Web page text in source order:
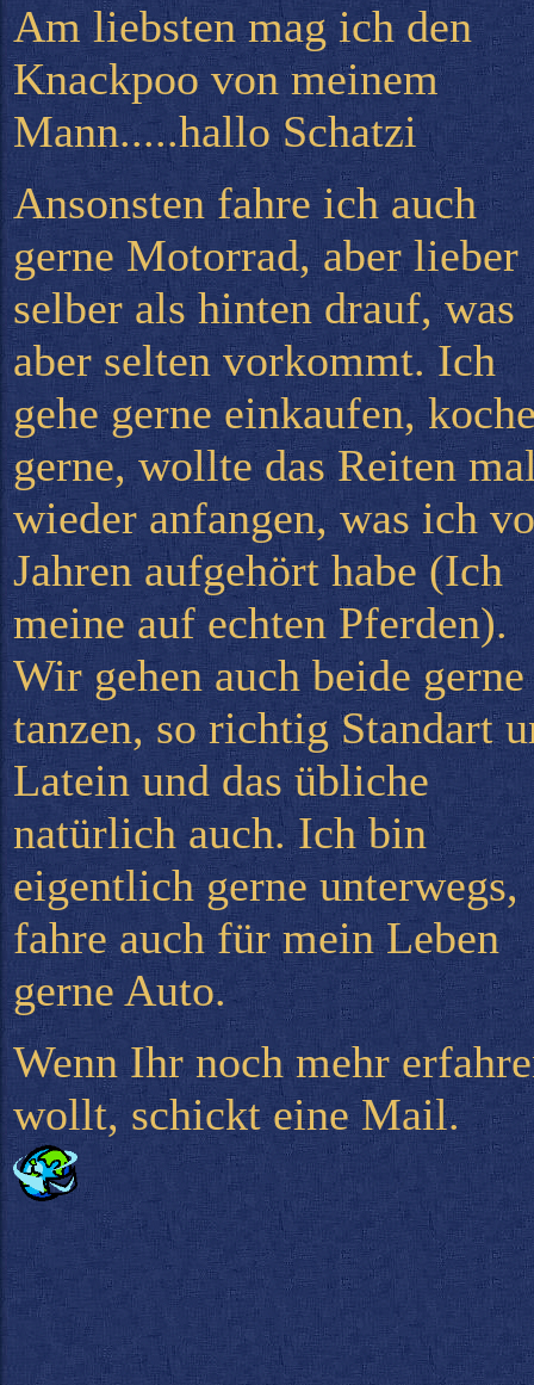
Am liebsten mag ich den
Knackpoo von meinem
Mann.....hallo Schatzi
Ansonsten fahre ich auch
gerne Motorrad, aber lieber
selber als hinten drauf, was
aber selten vorkommt. Ich
gehe gerne einkaufen,
gerne, wollte das Reiten
wieder anfangen, was ich
Jahren aufgehört habe (Ich
meine auf echten Pferden).
Wir gehen auch beide gerne
tanzen, so richtig Standart
Latein und das übliche
natürlich auch. Ich bin
eigentlich gerne unterwegs,
fahre auch für mein Leben
gerne Auto.
Wenn Ihr noch mehr
wollt, schickt eine Mail.